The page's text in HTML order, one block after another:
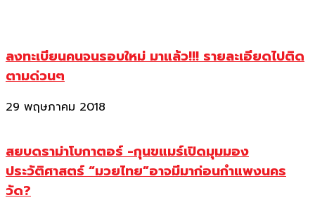
ลงทะเบียนคนจนรอบใหม่ มาแล้ว!!! รายละเอียดไปติด
ตามด่วนๆ
29 พฤษภาคม 2018
สยบดราม่าโบกาตอร์ -กุนขแมร์เปิดมุมมอง
ประวัติศาสตร์ “มวยไทย”อาจมีมาก่อนกำแพงนคร
วัด?